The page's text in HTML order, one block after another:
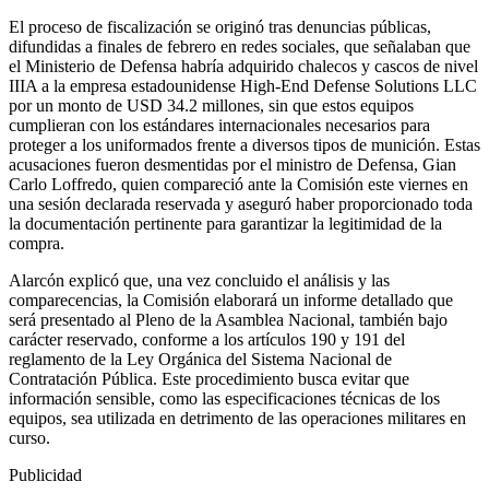
El proceso de fiscalización se originó tras denuncias públicas,
difundidas a finales de febrero en redes sociales, que señalaban que
el Ministerio de Defensa habría adquirido chalecos y cascos de nivel
IIIA a la empresa estadounidense High-End Defense Solutions LLC
por un monto de USD 34.2 millones, sin que estos equipos
cumplieran con los estándares internacionales necesarios para
proteger a los uniformados frente a diversos tipos de munición. Estas
acusaciones fueron desmentidas por el ministro de Defensa, Gian
Carlo Loffredo, quien compareció ante la Comisión este viernes en
una sesión declarada reservada y aseguró haber proporcionado toda
la documentación pertinente para garantizar la legitimidad de la
compra.
Alarcón explicó que, una vez concluido el análisis y las
comparecencias, la Comisión elaborará un informe detallado que
será presentado al Pleno de la Asamblea Nacional, también bajo
carácter reservado, conforme a los artículos 190 y 191 del
reglamento de la Ley Orgánica del Sistema Nacional de
Contratación Pública. Este procedimiento busca evitar que
información sensible, como las especificaciones técnicas de los
equipos, sea utilizada en detrimento de las operaciones militares en
curso.
Publicidad